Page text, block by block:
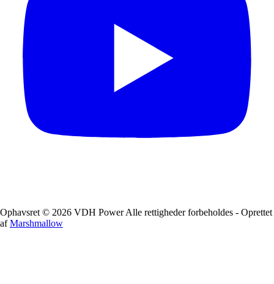
Ophavsret © 2026 VDH Power Alle rettigheder forbeholdes - Oprettet
afMarshmallow